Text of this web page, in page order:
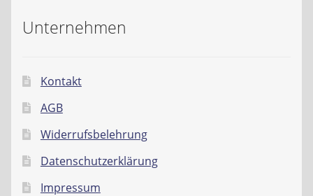
Unternehmen
Kontakt
AGB
Widerrufsbelehrung
Datenschutzerklärung
Impressum